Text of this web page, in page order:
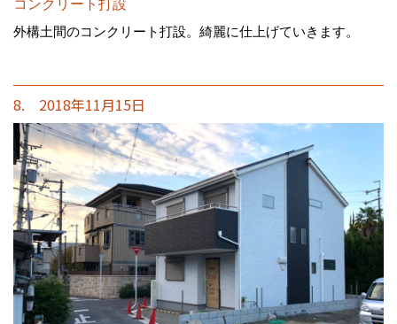
コンクリート打設
外構土間のコンクリート打設。綺麗に仕上げていきます。
8. 2018年11月15日